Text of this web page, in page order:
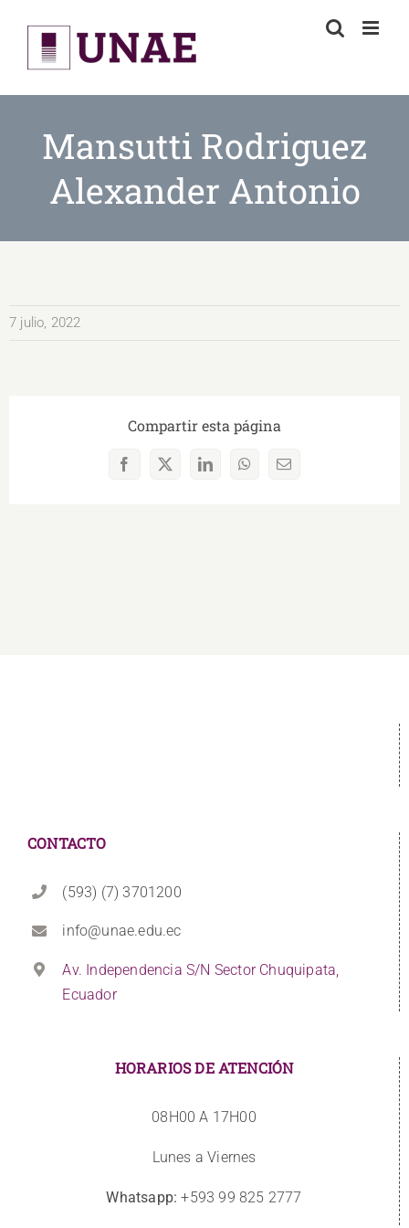
content
Mansutti Rodriguez
Alexander Antonio
7 julio, 2022
Compartir esta página
Facebook
X LinkedInWhatsAppCorreo
CONTACTO
(593) (7) 3701200
info@unae.edu.ec
Av. Independencia S/N Sector Chuquipata,
Ecuador
HORARIOS DE ATENCIÓN
08H00 A 17H00
Lunes a Viernes
Whatsapp: +593 99 825 2777